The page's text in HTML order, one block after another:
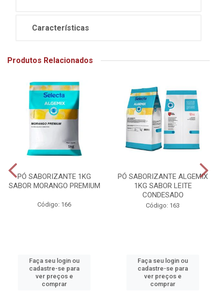
Características
Produtos Relacionados
PÓ SABORIZANTE 1KG
SABOR MORANGO PREMIUM
Código: 166
Faça seu login ou
cadastre-se para
ver preços e
comprar
PÓ SABORIZANTE ALGEMIX
1KG SABOR LEITE
CONDESADO
Código: 163
Faça seu login ou
cadastre-se para
ver preços e
comprar